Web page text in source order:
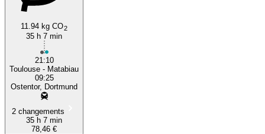
11.94 kg CO2
35 h 7 min
21:10
Toulouse - Matabiau
09:25
Ostentor, Dortmund
2 changements
35 h 7 min
78,46 €